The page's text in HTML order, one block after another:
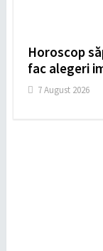
Horoscop
fac alegeri
7 August 2026